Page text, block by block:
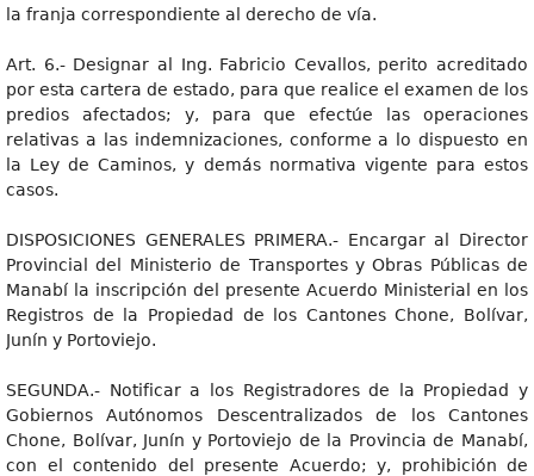
la franja correspondiente al derecho de vía.
Art. 6.- Designar al Ing. Fabricio Cevallos, perito acreditado
por esta cartera de estado, para que realice el examen de los
predios afectados; y, para que efectúe las operaciones
relativas a las indemnizaciones, conforme a lo dispuesto en
la Ley de Caminos, y demás normativa vigente para estos
casos.
DISPOSICIONES GENERALES PRIMERA.- Encargar al Director
Provincial del Ministerio de Transportes y Obras Públicas de
Manabí la inscripción del presente Acuerdo Ministerial en los
Registros de la Propiedad de los Cantones Chone, Bolívar,
Junín y Portoviejo.
SEGUNDA.- Notificar a los Registradores de la Propiedad y
Gobiernos Autónomos Descentralizados de los Cantones
Chone, Bolívar, Junín y Portoviejo de la Provincia de Manabí,
con el contenido del presente Acuerdo; y, prohibición de